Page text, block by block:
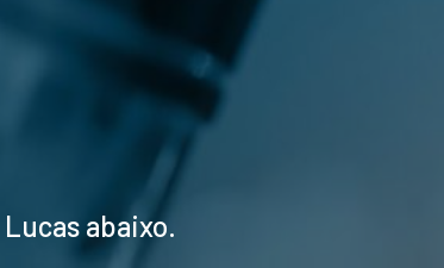
abaixo.